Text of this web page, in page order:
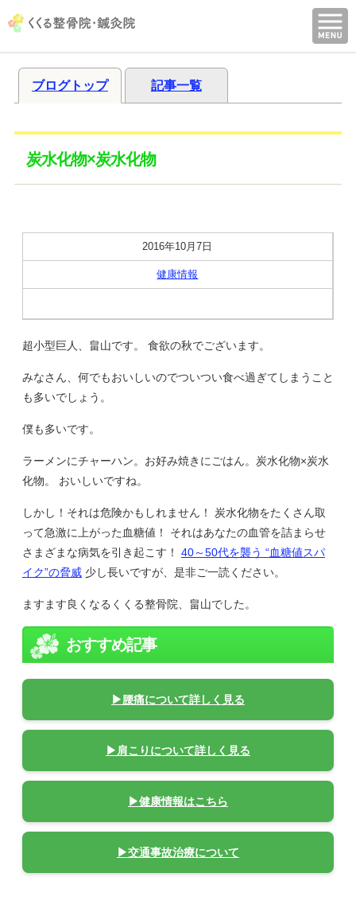
ブログトップ 記事一覧
炭水化物×炭水化物
2016年10月7日
健康情報
超小型巨人、畠山です。 食欲の秋でございます。
みなさん、何でもおいしいのでついつい食べ過ぎてしまうこと
も多いでしょう。
僕も多いです。
ラーメンにチャーハン。お好み焼きにごはん。炭水化物×炭水
化物。 おいしいですね。
しかし！それは危険かもしれません！ 炭水化物をたくさん取
って急激に上がった血糖値！ それはあなたの血管を詰まらせ
さまざまな病気を引き起こす！ 40～50代を襲う “血糖値スパ
イク”の脅威少し長いですが、是非ご一読ください。
ますます良くなるくくる整骨院、畠山でした。
おすすめ記事
▶腰痛について詳しく見る
▶肩こりについて詳しく見る
▶健康情報はこちら
▶交通事故治療について